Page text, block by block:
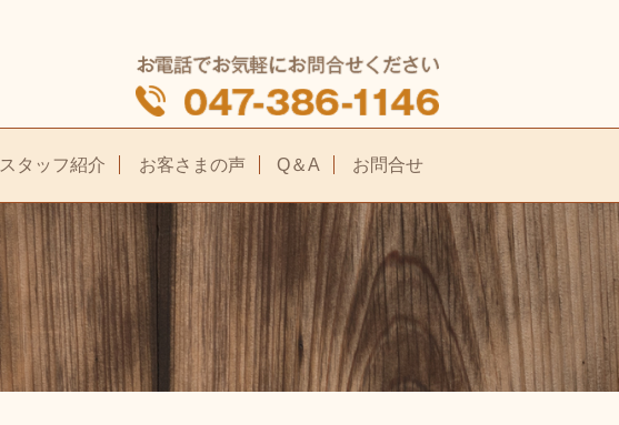
スタッフ紹介 お客さまの声 Q＆A お問合せ